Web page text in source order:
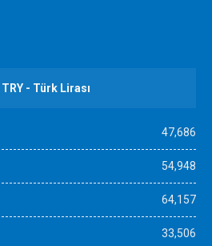
TRY - Türk Lirası
47,686
54,948
64,157
33,506